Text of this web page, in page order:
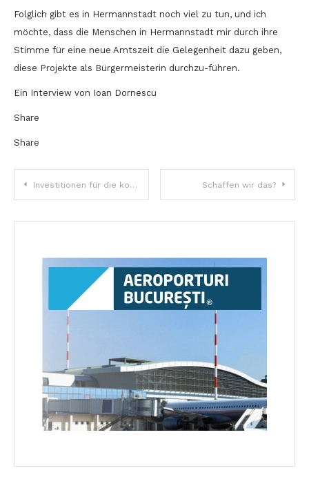
Folglich gibt es in Hermannstadt noch viel zu tun, und ich
möchte, dass die Menschen in Hermannstadt mir durch ihre
Stimme für eine neue Amtszeit die Gelegenheit dazu geben,
diese Projekte als Bürgermeisterin durchzu-führen.
Ein Interview von Ioan Dornescu
Share
Share
Beitragsnavigation
Investitionen für die kommenden (zehn) Jahre! Schaffen wir das?